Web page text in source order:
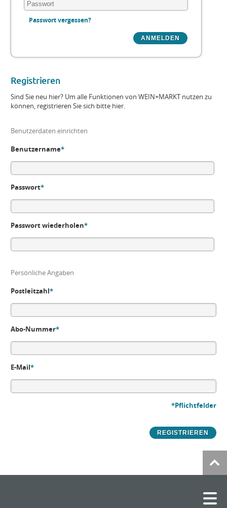
Passwort vergessen?
Registrieren
Sind Sie neu hier? Um alle Funktionen von WEIN+MARKT nutzen zu
können, registrieren Sie sich bitte hier.
Benutzerdaten einrichten
Benutzername*
Passwort*
Passwort wiederholen*
Persönliche Angaben
Postleitzahl*
Abo-Nummer*
E-Mail*
*Pflichtfelder